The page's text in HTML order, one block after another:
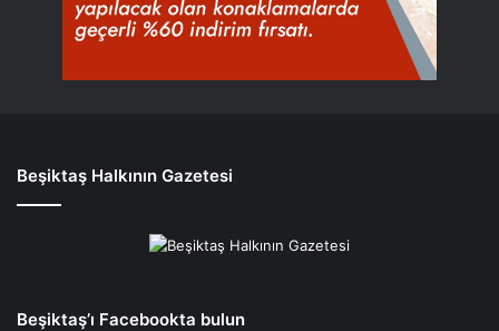
Beşiktaş Halkının Gazetesi
Beşiktaş’ı Facebookta bulun